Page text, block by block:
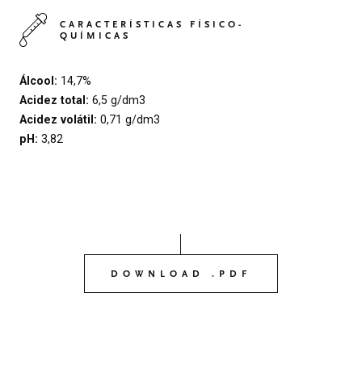
CARACTERÍSTICAS FÍSICO-
QUÍMICAS
Álcool: 14,7%
Acidez total: 6,5 g/dm3
Acidez volátil: 0,71 g/dm3
pH: 3,82
DOWNLOAD .PDF